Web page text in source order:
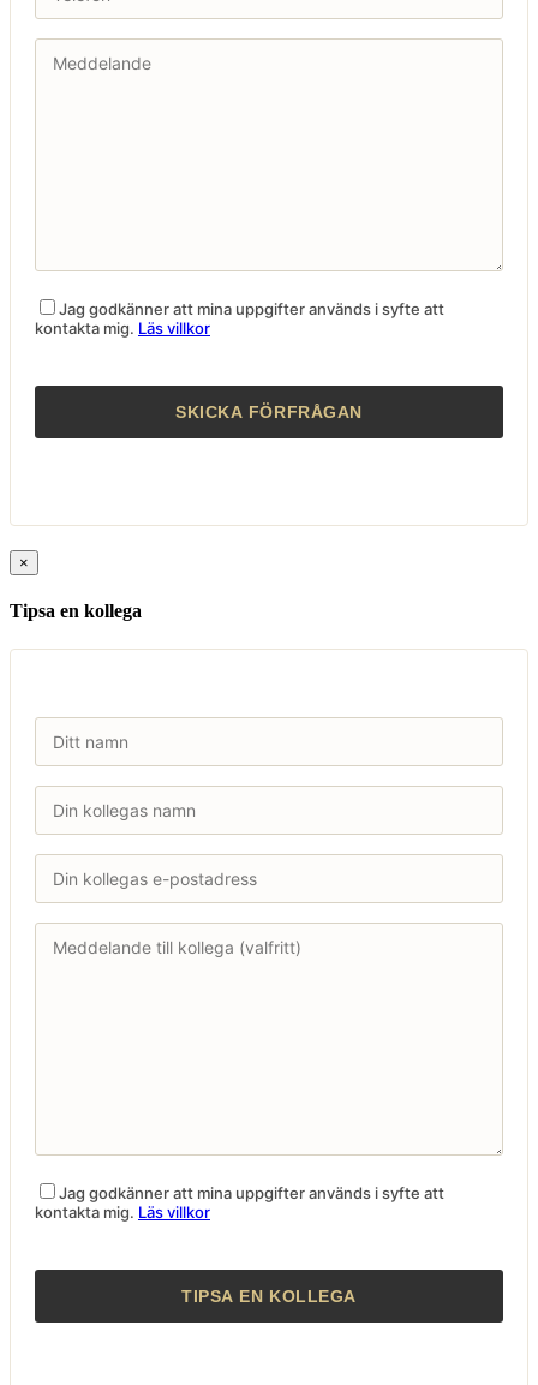
Jag godkänner att mina uppgifter används i syfte att
kontakta mig. Läs villkor
×
Tipsa en kollega
Jag godkänner att mina uppgifter används i syfte att
kontakta mig. Läs villkor